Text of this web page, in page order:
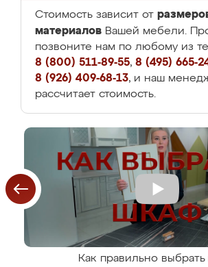
Стоимость зависит от
материалов Вашей мебели.
позвоните нам по любому из
8 (800) 511-89-55, 8 (495) 665-
8 (926) 409-68-13, и наш
рассчитает стоимость.
Как правильно